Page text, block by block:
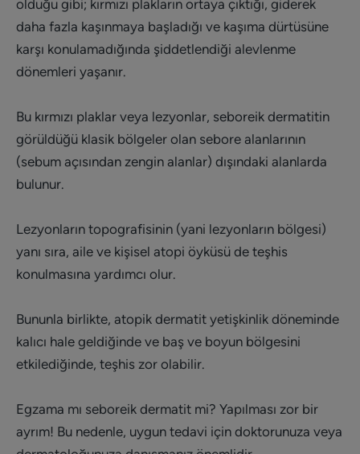
olduğu gibi; kırmızı plakların ortaya çıktığı, giderek
daha fazla kaşınmaya başladığı ve kaşıma dürtüsüne
karşı konulamadığında şiddetlendiği alevlenme
dönemleri yaşanır.
Bu kırmızı plaklar veya lezyonlar, seboreik dermatitin
görüldüğü klasik bölgeler olan sebore alanlarının
(sebum açısından zengin alanlar) dışındaki alanlarda
bulunur.
Lezyonların topografisinin (yani lezyonların bölgesi)
yanı sıra, aile ve kişisel atopi öyküsü de teşhis
konulmasına yardımcı olur.
Bununla birlikte, atopik dermatit yetişkinlik döneminde
kalıcı hale geldiğinde ve baş ve boyun bölgesini
etkilediğinde, teşhis zor olabilir.
Egzama mı seboreik dermatit mi? Yapılması zor bir
ayrım! Bu nedenle, uygun tedavi için doktorunuza veya